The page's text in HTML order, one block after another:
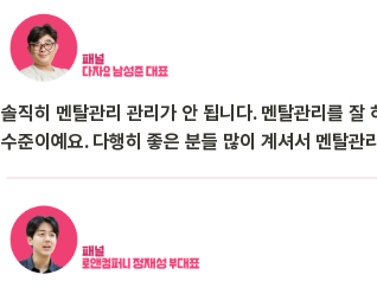
솔직히 멘탈관리 관리가 안 됩니다. 멘탈관리를
수준이예요. 다행히 좋은 분들 많이 계셔서 멘탈관